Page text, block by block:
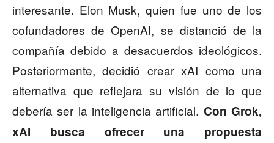
interesante. Elon Musk, quien fue uno de los
cofundadores de OpenAI, se distanció de la
compañía debido a desacuerdos ideológicos.
Posteriormente, decidió crear xAI como una
alternativa que reflejara su visión de lo que
debería ser la inteligencia artificial. Con Grok,
xAI busca ofrecer una propuesta